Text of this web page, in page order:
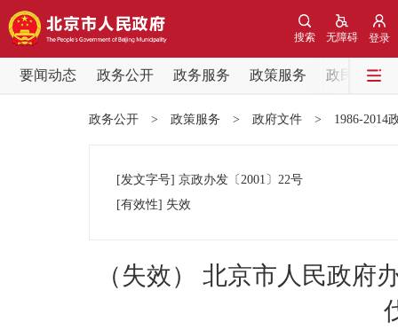
登录
无障碍
搜索
要闻动态 政务公开 政务服务 政策服务
政民互动
党中央精神
政务公开
政务公开 > 政策服务 > 政府文件 > 1986-2014
[发文字号] 京政办发 〔2001〕 22号
[有效性] 失效
（失效） 北京市人民政府